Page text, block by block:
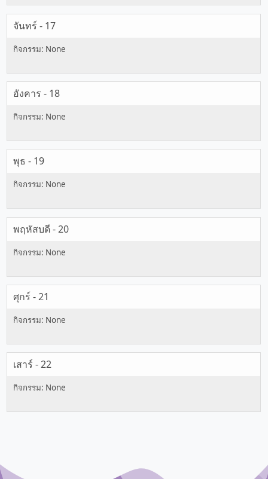
จันทร์ - 17
อังคาร - 18
พุธ - 19
พฤหัสบดี - 20
ศุกร์ - 21
เสาร์ - 22